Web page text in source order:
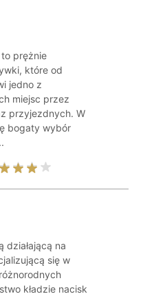
to prężnie
które od
jedno z
miejsc przez
przyjezdnych. W
bogaty wybór
działającą na
się w
kładzie nacisk